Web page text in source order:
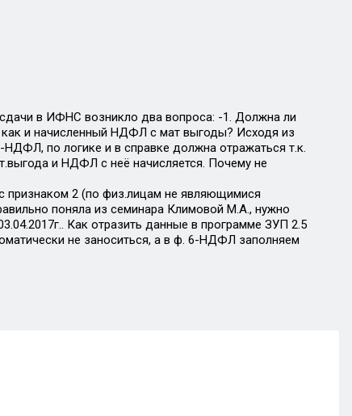
в ИФНС возникло два вопроса: -1. Должна ли
и начисленный НДФЛ с мат выгоды? Исходя из
по логике и в справке должна отражаться т.к.
и НДФЛ с неё начисляется. Почему не
признаком 2 (по физ.лицам не являющимися
поняла из семинара Климовой М.А., нужно
Как отразить данные в программе ЗУП 2.5
не заноситься, а в ф. 6-НДФЛ заполняем